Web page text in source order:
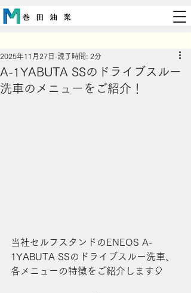
A-1YABUTA SSのドライブスルー
洗車のメニューをご紹介！
2025年11月27日 読了時間: 2分
当社セルフスタンドのENEOS A-
1YABUTA SSのドライブスルー洗車、
各メニューの特徴をご紹介します🎈